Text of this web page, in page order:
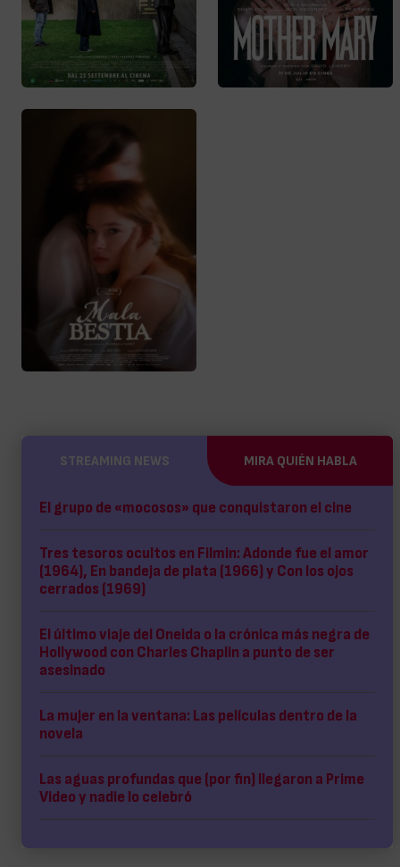
STREAMING NEWS MIRA QUIÉN HABLA
El grupo de «mocosos» que conquistaron el cine
Tres tesoros ocultos en Filmin: Adonde fue el amor
(1964), En bandeja de plata (1966) y Con los ojos
cerrados (1969)
El último viaje del Oneida o la crónica más negra de
Hollywood con Charles Chaplin a punto de ser
asesinado
La mujer en la ventana: Las películas dentro de la
novela
Las aguas profundas que (por fin) llegaron a Prime
Video y nadie lo celebró